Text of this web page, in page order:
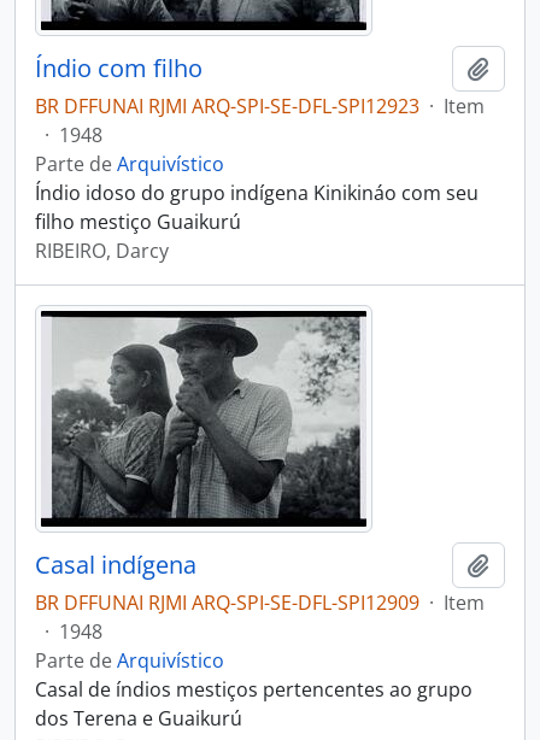
Índio com filho
BR DFFUNAI RJMI ARQ-SPI-SE-DFL-SPI12923 · Item
· 1948
Parte deArquivístico
Índio idoso do grupo indígena Kinikináo com seu
filho mestiço Guaikurú
RIBEIRO, Darcy
Casal indígena
BR DFFUNAI RJMI ARQ-SPI-SE-DFL-SPI12909 · Item
· 1948
Parte deArquivístico
Casal de índios mestiços pertencentes ao grupo
dos Terena e Guaikurú